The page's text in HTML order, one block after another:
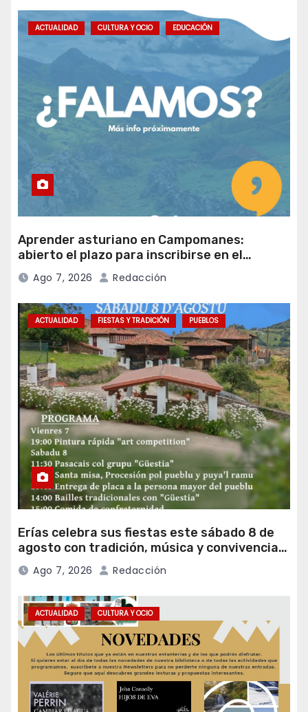
ACTUALIDAD CULTURA Y OCIO EDUCACIÓN
Aprender asturiano en Campomanes:
abierto el plazo para inscribirse en el
programa Falamos
Ago 7, 2026 Redacción
ACTUALIDAD FIESTAS Y TRADICIÓN PUEBLOS
Erías celebra sus fiestas este sábado 8 de
agosto con tradición, música y convivencia
vecinal
Ago 7, 2026 Redacción
ACTUALIDAD CULTURA Y OCIO